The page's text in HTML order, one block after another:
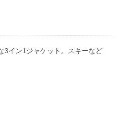
3イン1ジャケット。スキーなど